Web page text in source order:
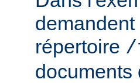
répertoire /